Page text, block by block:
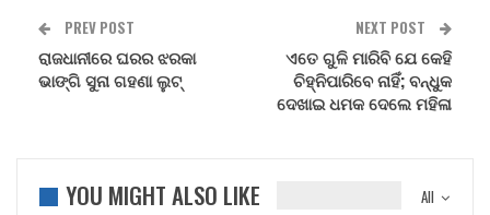
PREV POST
ରାଜଧାନୀରେ ଘରର ଝରକା
ଭାଙ୍ଗି ସୁନା ଗହଣା ଲୁଟ୍
NEXT POST
ଏତେ ଗୁଳି ମାରିବି ଯେ କେହି
ଚିହ୍ନିପାରିବେ ନାହିଁ; ବନ୍ଧୁକ
ଦେଖାଇ ଧମକ ଦେଲେ ମହିଳା
All
YOU MIGHT ALSO LIKE